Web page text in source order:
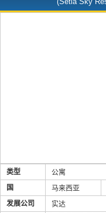
类型
公寓
国
马来西亚
发展公司
实达